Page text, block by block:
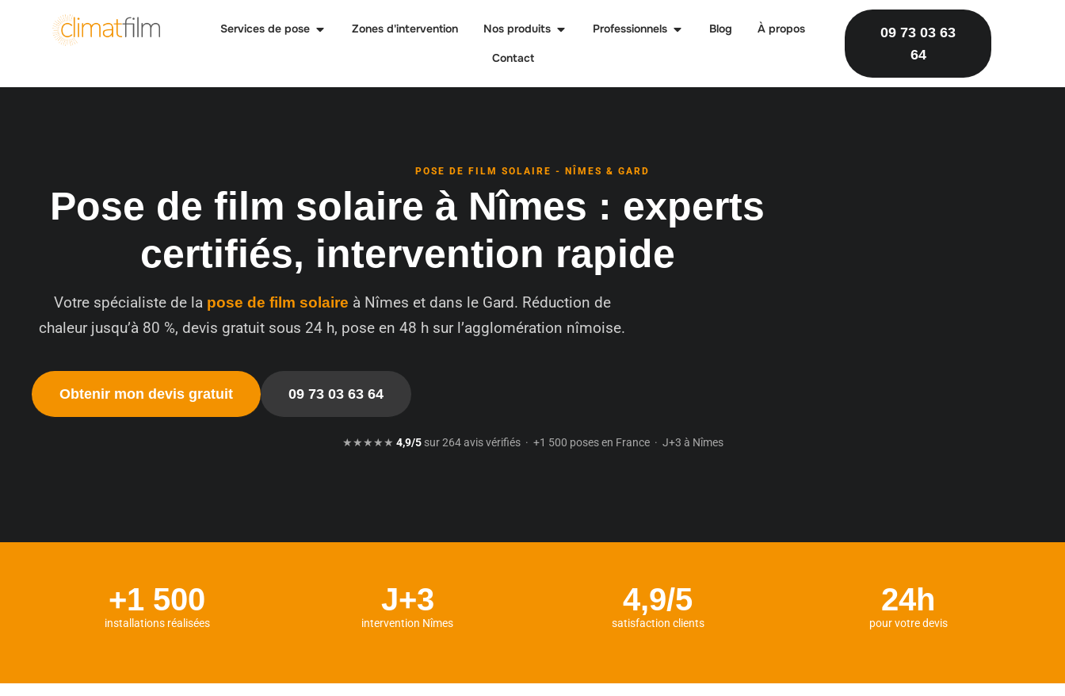
Services de pose Zones d'intervention Nos produits Professionnels Blog À propos
Contact
09 73 03 63
64
POSE DE FILM SOLAIRE - NÎMES & GARD
Pose de film solaire à Nîmes : experts
certifiés, intervention rapide
Votre spécialiste de la pose de film solaire à Nîmes et dans le Gard. Réduction de
chaleur jusqu’à 80 %, devis gratuit sous 24 h, pose en 48 h sur l’agglomération nîmoise.
Obtenir mon devis gratuit 09 73 03 63 64
★★★★★ 4,9/5sur 264 avis vérifiés · +1 500 poses en France · J+3 à Nîmes
+1 500
installations réalisées
J+3
intervention Nîmes
4,9/5
satisfaction clients
24h
pour votre devis